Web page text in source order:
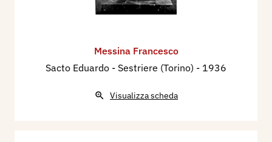
Messina Francesco
Sacto Eduardo - Sestriere (Torino) - 1936
Visualizza scheda